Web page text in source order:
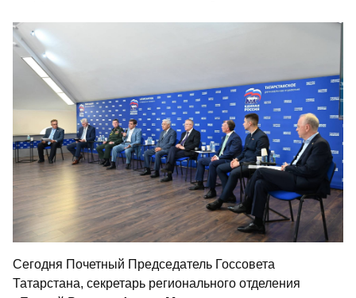
Сегодня Почетный Председатель Госсовета
Татарстана, секретарь регионального отделения